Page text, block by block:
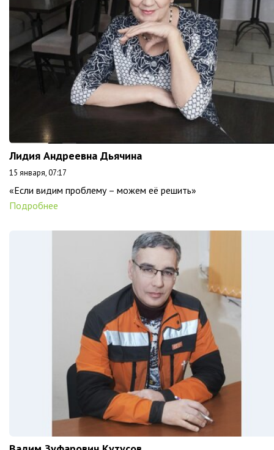
Лидия Андреевна Дьячина
15 января, 07:17
«Если видим проблему – можем её решить»
Подробнее